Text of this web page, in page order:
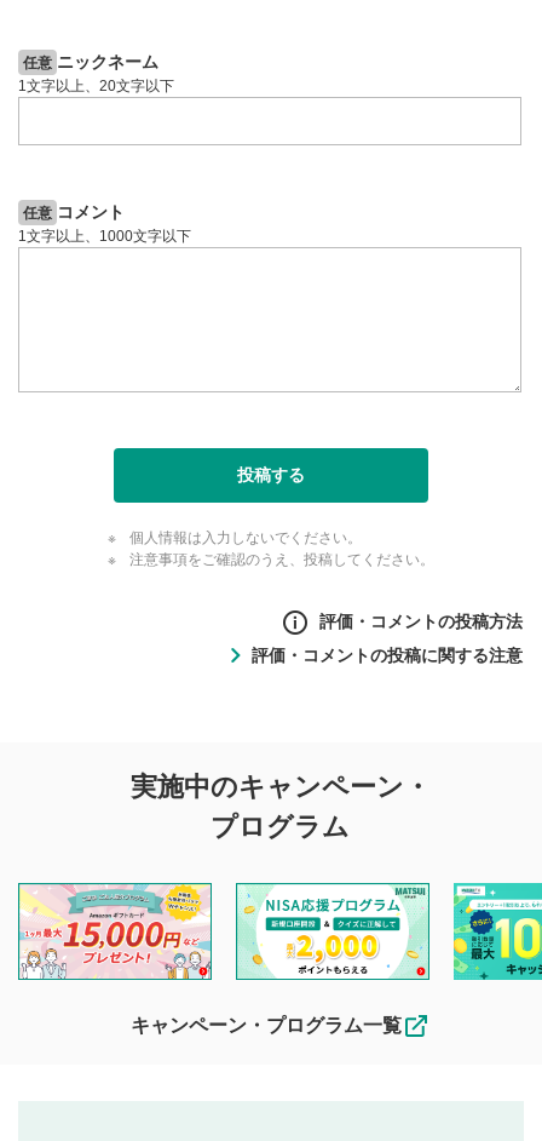
クリックするとYouTubeサイトに移動します。
任意 ニックネーム
1文字以上、20文字以下
任意 コメント
1文字以上、1000文字以下
投稿する
個人情報は入力しないでください。
注意事項をご確認のうえ、投稿してください。
評価・コメントの投稿方法
評価・コメントの投稿に関する注意
投稿に関する注意
を目的として、各動画コンテンツに、評価およびコメントの
投稿ができます。利用者は以下の注意事項をご理解のうえ、
閲覧および投稿を行うものとしてください。
他の利用者が動画を視聴される際の参考になるコメントをお
待ちしております。
なお、投稿をもって、本注意事項に同意されたものとみなし
実施中のキャンペーン・
プログラム
キャンペーン・プログラム一覧